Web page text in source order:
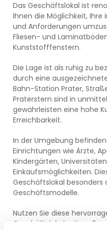
Das Geschäftslokal ist
Ihnen die Möglichkeit, Ihre
und Anforderungen
Fliesen- und
Kunststofffenstern.
Die Lage ist als ruhig zu
durch eine
Bahn-Station Prater,
Praterstern sind in
gewährleisten eine hohe
Erreichbarkeit.
In der Umgebung
Einrichtungen wie Ärzte,
Kindergärten,
Einkaufsmöglichkeiten.
Geschäftslokal
Geschäftsmodelle.
Nutzen Sie diese
Geschäftslokal mit